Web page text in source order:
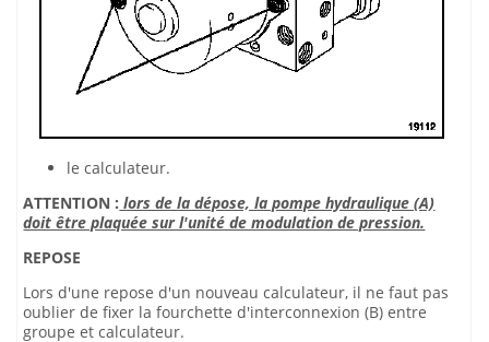
le calculateur.
ATTENTION : lors de la dépose, la pompe hydraulique (A)
doit être plaquée sur l'unité de modulation de pression.
REPOSE
Lors d'une repose d'un nouveau calculateur, il ne faut pas
oublier de fixer la fourchette d'interconnexion (B) entre
groupe et calculateur.